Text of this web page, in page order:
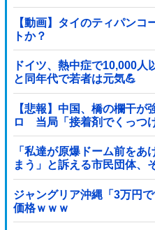
【動画】タイのティパン
トか？
ドイツ、熱中症で10,000人
と同年代で若者は元気💪
【悲報】中国、橋の欄干
ロ 当局「接着剤でくっつ
題はない」
「私達が原爆ドーム前をあ
まう」と訴える市民団体、
が……他
ジャングリア沖縄「3万円
価格ｗｗｗ